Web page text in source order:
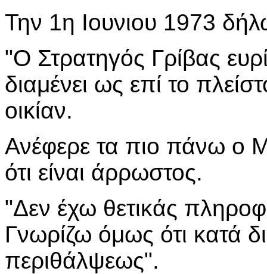
Την 1η Ιουνιου 1973
"Ο Στρατηγός Γρίβας
διαμένει ως επί το
οικίαν.
Ανέφερε τα πιο πάνω ο
ότι είναι άρρωστος.
"Δεν έχω θετικάς
Γνωρίζω όμως ότι κατά
περιθάλψεως".